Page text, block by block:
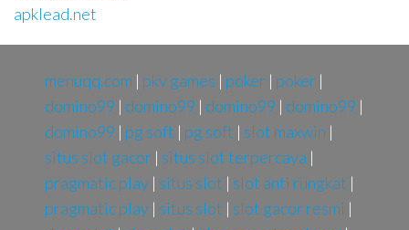
apklead.net
menuqq.com | pkv games | poker | poker |
domino99 | domino99 | domino99 | domino99 |
domino99 | pg soft | pg soft | slot maxwin |
situs slot gacor | situs slot terpercaya |
pragmatic play| situs slot | slot anti rungkat |
pragmatic play| situs slot | slot gacor resmi |